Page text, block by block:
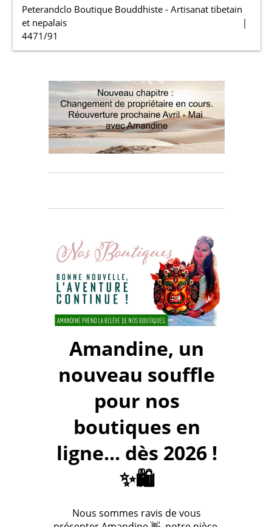
Peterandclo Boutique Bouddhiste - Artisanat tibetain
et nepalais
4471/91
Amandine, un
nouveau souffle
pour nos
boutiques en
ligne... dès 2026 !
✨🛍️
Nous sommes ravis de vous